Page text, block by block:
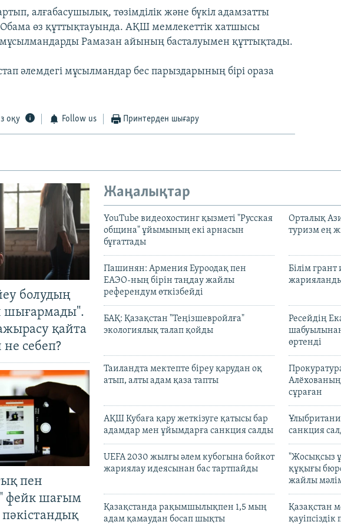
алғабасушылық, төзімділік және бүкіл адамзатты
өз құттықтауында. АҚШ мемлекеттік хатшысы
Рамазан айының басталуымен құттықтады.
әлемдегі мұсылмандар бес парыздарының бірі ораза
оқу Follow us Принтерден шығару
болудың
шығармады".
қайта
себеп?
пен
фейк шағым
Жаңалықтар
YouTube видеохостинг қызметі "Русская
община" ұйымының екі арнасын
бұғаттады
Орталық
туризм ең
Пашинян: Армения Еуроодақ пен
ЕАЭО-ның бірін таңдау жайлы
референдум өткізбейді
Білім грант
БАҚ: Қазақстан "Теңізшевройлға"
экологиялық талап қойды
Ресейдің
өртенді
Таиландта мектепте біреу қарудан оқ
атып, алты адам қаза тапты
Алёхованың
сұраған
АҚШ Кубаға қару жеткізуге қатысы бар
адамдар мен ұйымдарға санкция салды
санкция
UEFA 2030 жылғы әлем кубогына бойкот
жариялау идеясынан бас тартпайды
"Жосықсыз
құқығы
жайлы
Қазақстанда рақымшылықпен 1,5 мың
адам қамаудан босап шықты
Қазақстан